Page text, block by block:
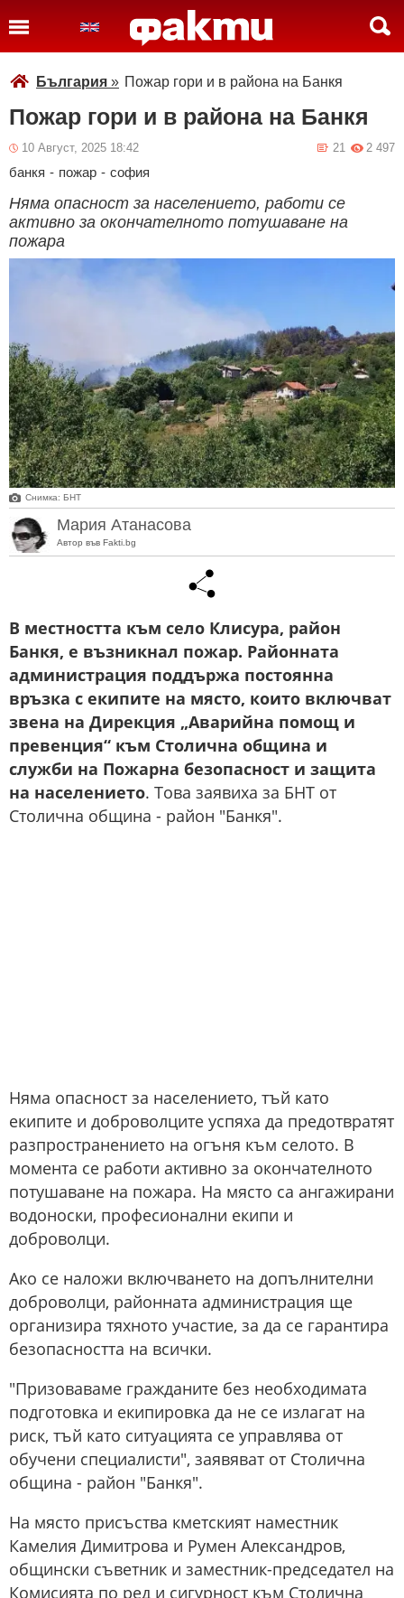
България » Пожар гори и в района на Банкя
Пожар гори и в района на Банкя
10 Август, 2025 18:42 2 497
21
банкя - пожар - софия
Няма опасност за населението, работи се
активно за окончателното потушаване на
пожара
Снимка: БНТ
Мария Атанасова
Автор във Fakti.bg
В местността към село Клисура, район
Банкя, е възникнал пожар. Районната
администрация поддържа постоянна
връзка с екипите на място, които включват
звена на Дирекция „Аварийна помощ и
превенция“ към Столична община и
служби на Пожарна безопасност и защита
на населението. Това заявиха за БНТ от
Столична община - район "Банкя".
Няма опасност за населението, тъй като
екипите и доброволците успяха да предотвратят
разпространението на огъня към селото. В
момента се работи активно за окончателното
потушаване на пожара. На място са ангажирани
водоноски, професионални екипи и
доброволци.
Ако се наложи включването на допълнителни
доброволци, районната администрация ще
организира тяхното участие, за да се гарантира
безопасността на всички.
"Призоваваме гражданите без необходимата
подготовка и екипировка да не се излагат на
риск, тъй като ситуацията се управлява от
обучени специалисти", заявяват от Столична
община - район "Банкя".
На място присъства кметският наместник
Камелия Димитрова и Румен Александров,
общински съветник и заместник-председател на
Комисията по ред и сигурност към Столична